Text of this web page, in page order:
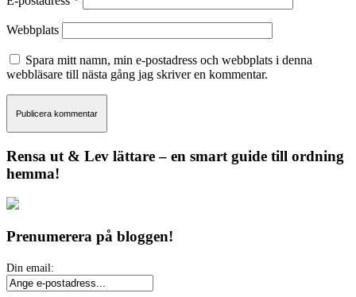
Webbplats
Spara mitt namn, min e-postadress och webbplats i denna
webbläsare till nästa gång jag skriver en kommentar.
Rensa ut & Lev lättare – en smart guide till ordning
hemma!
Prenumerera på bloggen!